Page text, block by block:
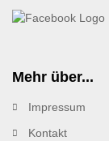
Mehr über...
Impressum
Kontakt